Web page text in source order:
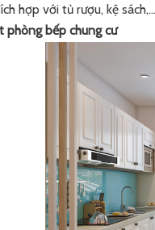
hợp với tủ rượu, kệ
phòng bếp chung cư